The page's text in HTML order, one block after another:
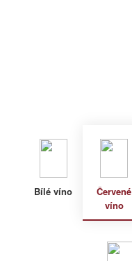
víno
vína
Specialní vína
Degustační sety
Daniel Pesat Wine
Bílé víno
Červené
víno